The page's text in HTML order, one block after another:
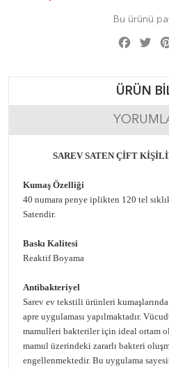
Bu ürünü
ÜRÜN
SAREV SATEN ÇİFT
Kumaş Özelliği
40 numara penye iplikten 120 tel
Satendir.
Baskı Kalitesi
Reaktif Boyama
Antibakteriyel
Sarev ev tekstili ürünleri
apre uygulaması yapılmaktadır.
mamulleri bakteriler için ideal ortam
mamul üzerindeki zararlı bakteri
engellenmektedir. Bu uygulama